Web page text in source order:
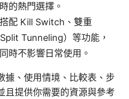
的熱門選擇。
配 Kill Switch、雙重
Tunneling）等功能，
時不影響日常使用。
據、使用情境、比較表、步
且提供你需要的資源與參考